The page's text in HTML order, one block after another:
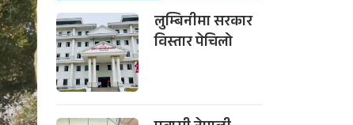
लुम्बिनीमा सरकार
विस्तार पेचिलो